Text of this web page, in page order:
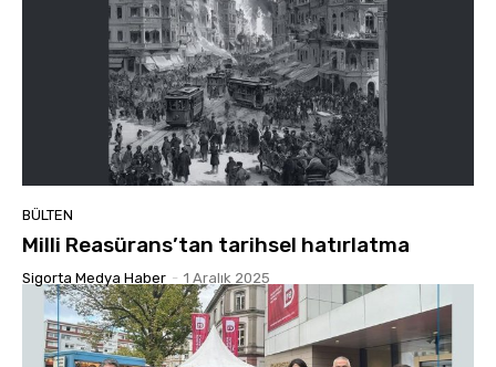
BÜLTEN
Milli Reasürans’tan tarihsel hatırlatma
Sigorta Medya Haber - 1 Aralık 2025